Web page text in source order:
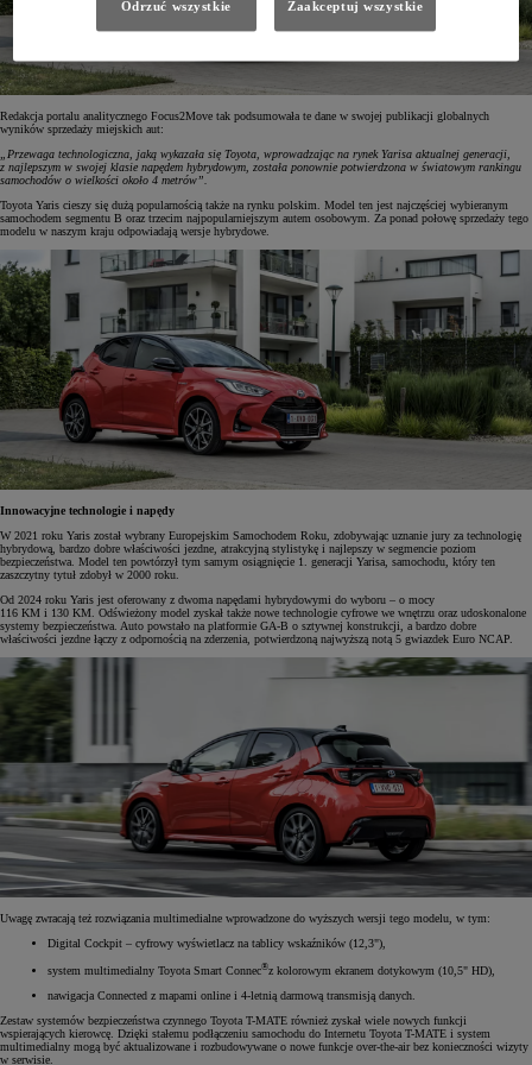
Redakcja portalu analitycznego Focus2Move tak podsumowała te dane w swojej publikacji globalnych
wyników sprzedaży miejskich aut:
„Przewaga technologiczna, jaką wykazała się Toyota, wprowadzając na rynek Yarisa aktualnej generacji,
z najlepszym w swojej klasie napędem hybrydowym, została ponownie potwierdzona w światowym rankingu
samochodów o wielkości około 4 metrów”.
Toyota Yaris cieszy się dużą popularnością także na rynku polskim. Model ten jest najczęściej wybieranym
samochodem segmentu B oraz trzecim najpopularniejszym autem osobowym. Za ponad połowę sprzedaży tego
modelu w naszym kraju odpowiadają wersje hybrydowe.
Innowacyjne technologie i napędy
W 2021 roku Yaris został wybrany Europejskim Samochodem Roku, zdobywając uznanie jury za technologię
hybrydową, bardzo dobre właściwości jezdne, atrakcyjną stylistykę i najlepszy w segmencie poziom
bezpieczeństwa. Model ten powtórzył tym samym osiągnięcie 1. generacji Yarisa, samochodu, który ten
zaszczytny tytuł zdobył w 2000 roku.
Od 2024 roku Yaris jest oferowany z dwoma napędami hybrydowymi do wyboru – o mocy
116 KM i 130 KM. Odświeżony model zyskał także nowe technologie cyfrowe we wnętrzu oraz udoskonalone
systemy bezpieczeństwa. Auto powstało na platformie GA-B o sztywnej konstrukcji, a bardzo dobre
właściwości jezdne łączy z odpornością na zderzenia, potwierdzoną najwyższą notą 5 gwiazdek Euro NCAP.
Uwagę zwracają też rozwiązania multimedialne wprowadzone do wyższych wersji tego modelu, w tym:
Digital Cockpit – cyfrowy wyświetlacz na tablicy wskaźników (12,3"),
system multimedialny Toyota Smart Connec®z kolorowym ekranem dotykowym (10,5" HD),
nawigacja Connected z mapami online i 4-letnią darmową transmisją danych.
Zestaw systemów bezpieczeństwa czynnego Toyota T-MATE również zyskał wiele nowych funkcji
wspierających kierowcę. Dzięki stałemu podłączeniu samochodu do Internetu Toyota T-MATE i system
multimedialny mogą być aktualizowane i rozbudowywane o nowe funkcje over-the-air bez konieczności wizyty
w serwisie.
Odrzuć wszystkie Zaakceptuj wszystkie